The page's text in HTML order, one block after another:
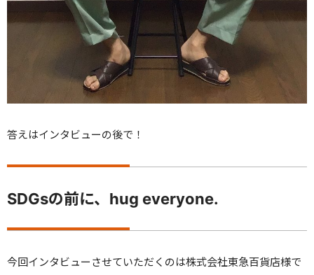
答えはインタビューの後で！
SDGsの前に、 hug everyone.
今回インタビューさせていただくのは株式会社東急百貨店様で